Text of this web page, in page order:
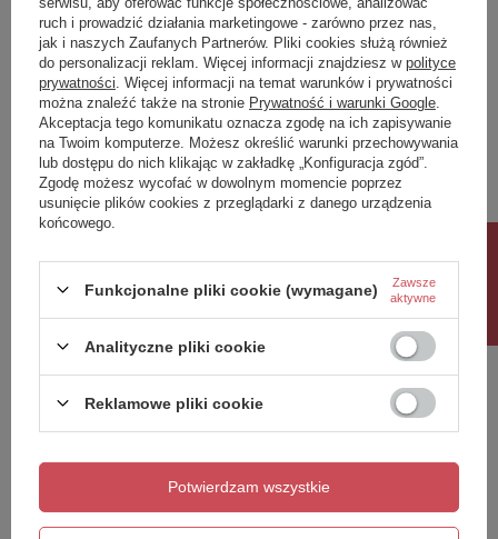
Napisz swoją opinię
Twoja ocena:
5/5
Treść twojej opinii
Dodaj własne zdjęcie produktu:
ruch i prowadzić działania marketingowe - zarówno przez nas,
jak i naszych Zaufanych Partnerów. Pliki cookies służą również
do personalizacji reklam. Więcej informacji znajdziesz w polityce
prywatności . Więcej informacji na temat warunków i prywatności
można znaleźć także na stronie Prywatność i warunki Google
Akceptacja tego komunikatu oznacza zgodę na ich zapisywanie
na Twoim komputerze. Możesz określić warunki przechowywania
lub dostępu do nich klikając w zakładkę „Konfiguracja zgód”.
Zgodę możesz wycofać w dowolnym momencie poprzez
usunięcie plików cookies z przeglądarki z danego urządzenia
końcowego.
Funkcjonalne pliki cookie (wymagane) Zawsze
aktywne
Analityczne pliki cookie
Reklamowe pliki cookie
Potwierdzam wszystkie